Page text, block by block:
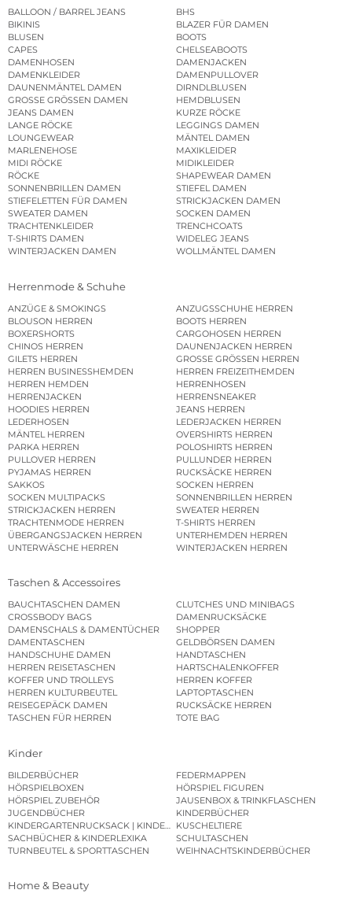
BALLOON / BARREL JEANS
BHS
BIKINIS
BLAZER FÜR DAMEN
BLUSEN
BOOTS
CAPES
CHELSEABOOTS
DAMENHOSEN
DAMENJACKEN
DAMENKLEIDER
DAMENPULLOVER
DAUNENMÄNTEL DAMEN
DIRNDLBLUSEN
GROSSE GRÖSSEN DAMEN
HEMDBLUSEN
JEANS DAMEN
KURZE RÖCKE
LANGE RÖCKE
LEGGINGS DAMEN
LOUNGEWEAR
MÄNTEL DAMEN
MARLENEHOSE
MAXIKLEIDER
MIDI RÖCKE
MIDIKLEIDER
RÖCKE
SHAPEWEAR DAMEN
SONNENBRILLEN DAMEN
STIEFEL DAMEN
STIEFELETTEN FÜR DAMEN
STRICKJACKEN DAMEN
SWEATER DAMEN
SOCKEN DAMEN
TRACHTENKLEIDER
TRENCHCOATS
T-SHIRTS DAMEN
WIDELEG JEANS
WINTERJACKEN DAMEN
WOLLMÄNTEL DAMEN
Herrenmode & Schuhe
ANZÜGE & SMOKINGS
ANZUGSSCHUHE HERREN
BLOUSON HERREN
BOOTS HERREN
BOXERSHORTS
CARGOHOSEN HERREN
CHINOS HERREN
DAUNENJACKEN HERREN
GILETS HERREN
GROSSE GRÖSSEN HERREN
HERREN BUSINESSHEMDEN
HERREN FREIZEITHEMDEN
HERREN HEMDEN
HERRENHOSEN
HERRENJACKEN
HERRENSNEAKER
HOODIES HERREN
JEANS HERREN
LEDERHOSEN
LEDERJACKEN HERREN
MÄNTEL HERREN
OVERSHIRTS HERREN
PARKA HERREN
POLOSHIRTS HERREN
PULLOVER HERREN
PULLUNDER HERREN
PYJAMAS HERREN
RUCKSÄCKE HERREN
SAKKOS
SOCKEN HERREN
SOCKEN MULTIPACKS
SONNENBRILLEN HERREN
STRICKJACKEN HERREN
SWEATER HERREN
TRACHTENMODE HERREN
T-SHIRTS HERREN
ÜBERGANGSJACKEN HERREN
UNTERHEMDEN HERREN
UNTERWÄSCHE HERREN
WINTERJACKEN HERREN
Taschen & Accessoires
BAUCHTASCHEN DAMEN
CLUTCHES UND MINIBAGS
CROSSBODY BAGS
DAMENRUCKSÄCKE
DAMENSCHALS & DAMENTÜCHER
SHOPPER
DAMENTASCHEN
GELDBÖRSEN DAMEN
HANDSCHUHE DAMEN
HANDTASCHEN
HERREN REISETASCHEN
HARTSCHALENKOFFER
KOFFER UND TROLLEYS
HERREN KOFFER
HERREN KULTURBEUTEL
LAPTOPTASCHEN
REISEGEPÄCK DAMEN
RUCKSÄCKE HERREN
TASCHEN FÜR HERREN
TOTE BAG
Kinder
BILDERBÜCHER
FEDERMAPPEN
HÖRSPIELBOXEN
HÖRSPIEL FIGUREN
HÖRSPIEL ZUBEHÖR
JAUSENBOX & TRINKFLASCHEN
JUGENDBÜCHER
KINDERBÜCHER
KINDERGARTENRUCKSACK | KINDERGARTENBEUTEL
KUSCHELTIERE
SACHBÜCHER & KINDERLEXIKA
SCHULTASCHEN
TURNBEUTEL & SPORTTASCHEN
WEIHNACHTSKINDERBÜCHER
Home & Beauty